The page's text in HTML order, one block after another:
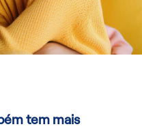
tem mais